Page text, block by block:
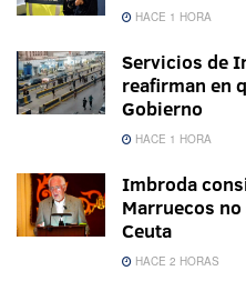
HACE 1 HORA
Servicios de
reafirman en
Gobierno
HACE 1 HORA
Imbroda
Marruecos
Ceuta
HACE 2 HORAS